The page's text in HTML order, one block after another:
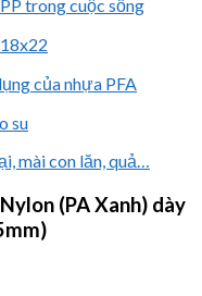
trong cuộc sống
của nhựa PFA
mài con lăn, quả…
(PA Xanh) dày